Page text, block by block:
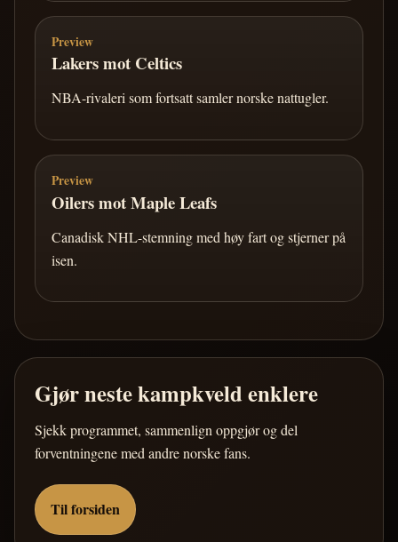
Preview
Lakers mot Celtics
NBA-rivaleri som fortsatt samler norske nattugler.
Preview
Oilers mot Maple Leafs
Canadisk NHL-stemning med høy fart og stjerner på
isen.
Gjør neste kampkveld enklere
Sjekk programmet, sammenlign oppgjør og del
forventningene med andre norske fans.
Til forsiden